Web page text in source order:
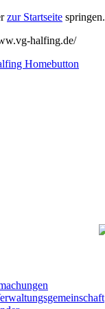
zur Startseite springen.
halfing.de/